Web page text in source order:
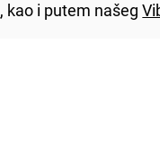
, kao i putem našeg